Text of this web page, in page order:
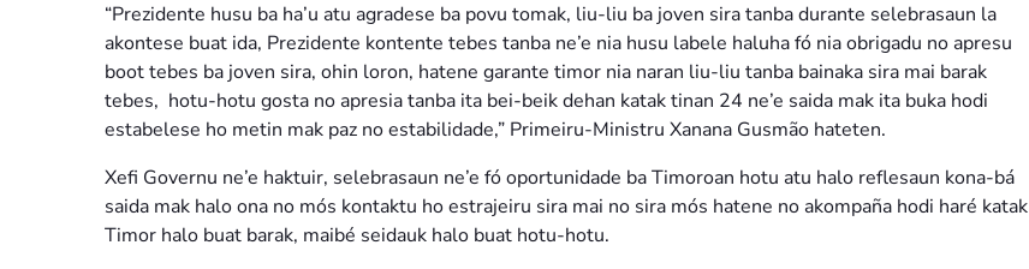
“Prezidente husu ba ha’u atu agradese ba povu tomak, liu-liu ba joven sira tanba durante selebrasaun la
akontese buat ida, Prezidente kontente tebes tanba ne’e nia husu labele haluha fó nia obrigadu no apresu
boot tebes ba joven sira, ohin loron, hatene garante timor nia naran liu-liu tanba bainaka sira mai barak
tebes, hotu-hotu gosta no apresia tanba ita bei-beik dehan katak tinan 24 ne’e saida mak ita buka hodi
estabelese ho metin mak paz no estabilidade,” Primeiru-Ministru Xanana Gusmão hateten.
Xefi Governu ne’e haktuir, selebrasaun ne’e fó oportunidade ba Timoroan hotu atu halo reflesaun kona-bá
saida mak halo ona no mós kontaktu ho estrajeiru sira mai no sira mós hatene no akompaña hodi haré katak
Timor halo buat barak, maibé seidauk halo buat hotu-hotu.